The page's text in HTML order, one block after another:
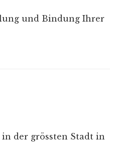
und Bindung Ihrer
der grössten Stadt in